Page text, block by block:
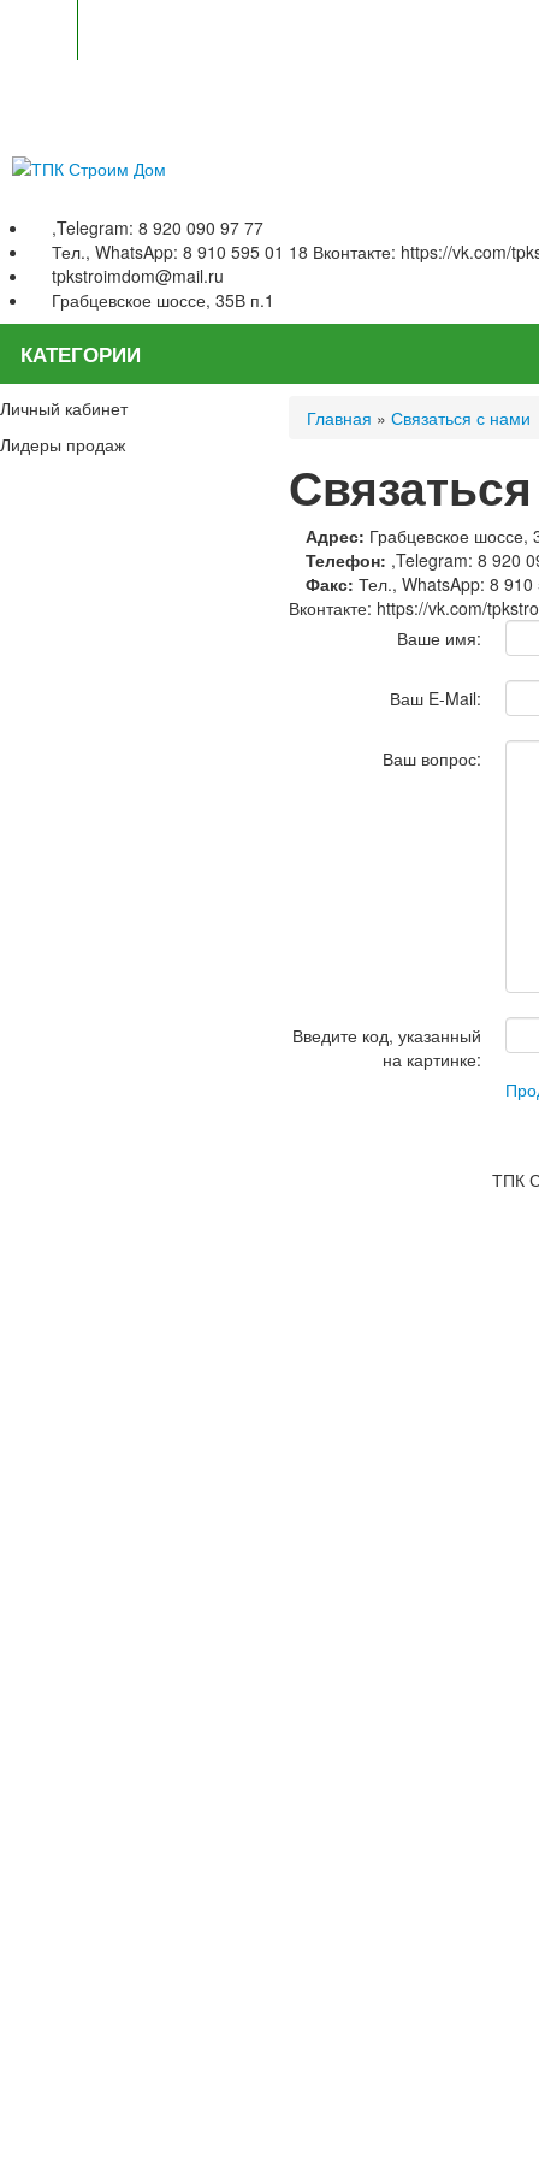
,Telegram: 8 920 090 97 77
Тел., WhatsApp: 8 910 595 01 18 Вконтакте: https://vk.com/
tpkstroimdom@mail.ru
Грабцевское шоссе, 35В п.1
КАТЕГОРИИ
Главная » Связаться с нами
Адрес: Грабцевское шоссе,
Телефон: ,Telegram: 8 920
Факс: Тел., WhatsApp: 8
Вконтакте: https://vk.com/
Ваше имя:
Ваш E-Mail:
Ваш вопрос:
Введите код, указанный
на картинке:
Личный кабинет
Лидеры продаж
ТПК